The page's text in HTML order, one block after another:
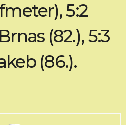
5:2
(82.), 5:3
(86.).